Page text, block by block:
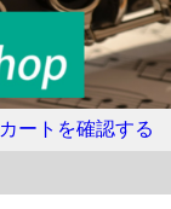
カートを確認する